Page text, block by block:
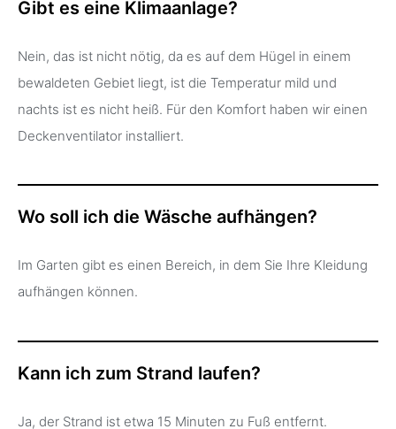
Gibt es eine Klimaanlage?
Nein, das ist nicht nötig, da es auf dem Hügel in einem
bewaldeten Gebiet liegt, ist die Temperatur mild und
nachts ist es nicht heiß. Für den Komfort haben wir einen
Deckenventilator installiert.
Wo soll ich die Wäsche aufhängen?
Im Garten gibt es einen Bereich, in dem Sie Ihre Kleidung
aufhängen können.
Kann ich zum Strand laufen?
Ja, der Strand ist etwa 15 Minuten zu Fuß entfernt.